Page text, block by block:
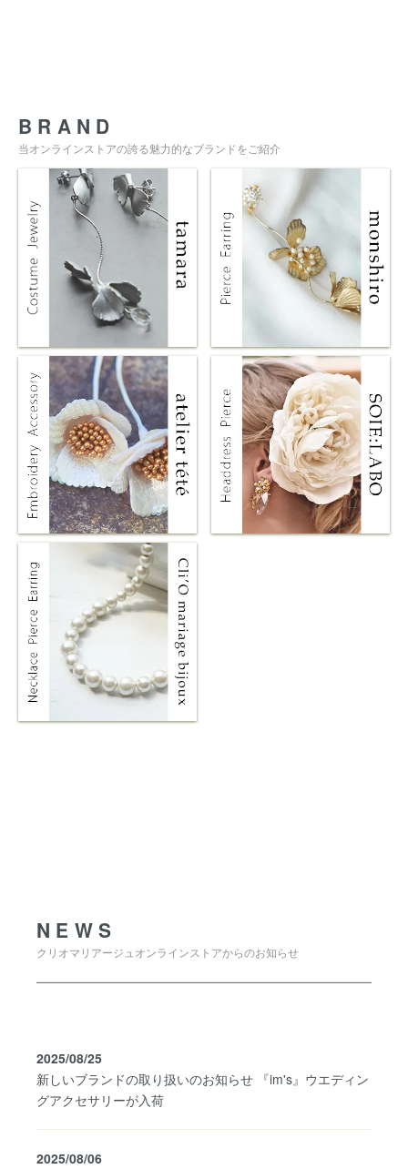
BRAND
当オンラインストアの誇る魅力的なブランドをご紹介
NEWS
クリオマリアージュオンラインストアからのお知らせ
2025/08/25
新しいブランドの取り扱いのお知らせ 『im's』ウエディン
グアクセサリーが入荷
2025/08/06